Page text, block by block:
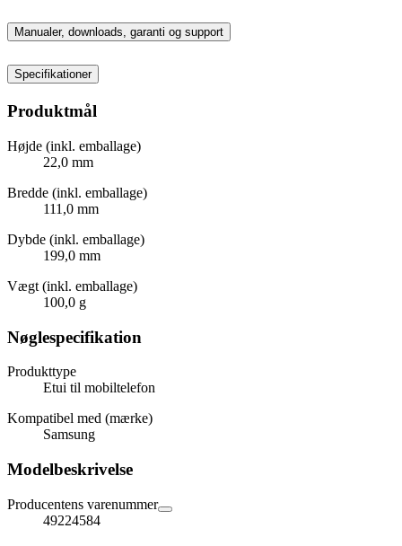
Manualer, downloads, garanti og support
Specifikationer
Produktmål
Højde (inkl. emballage)
22,0 mm
Bredde (inkl. emballage)
111,0 mm
Dybde (inkl. emballage)
199,0 mm
Vægt (inkl. emballage)
100,0 g
Nøglespecifikation
Produkttype
Etui til mobiltelefon
Kompatibel med (mærke)
Samsung
Modelbeskrivelse
Producentens varenummer
49224584